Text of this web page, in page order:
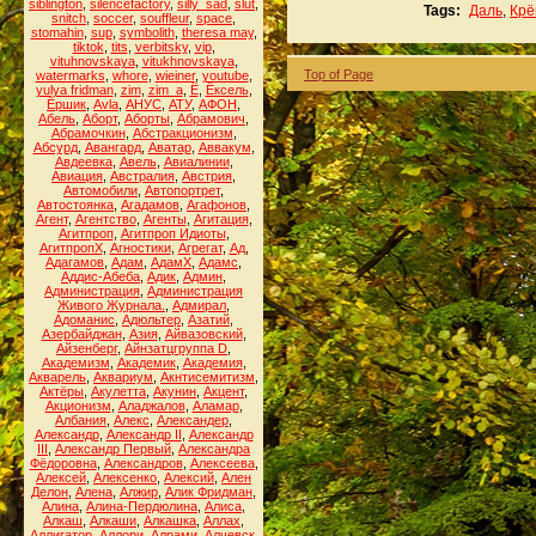
siblington silencefactory, silly_sad slut
snitch soccer, souffleur, space
stomahin, sup, symbolith, theresa may,
tiktok tits verbitsky, vip,
vituhnovskaya, vitukhnovskaya,
watermarks whore, wieiner, youtube,
yulya fridman, zim, zim_a, Ё, Ёксель,
Ёршик Аvla АНУС АТУ, АФОН
Абель Аборт, Аборты Абрамович
Абрамочкин, Абстракционизм
Абсурд, Авангард, Аватар, Аввакум
Авдеевка, Авель, Авиалинии,
Авиация Австралия Австрия
Автомобили Автопортрет,
Автостоянка Агадамов Агафонов
Агент, Агентство, Агенты, Агитация,
Агитпроп, Агитпроп Идиоты,
АгитпропХ, Агностики, Агрегат, Ад,
Адагамов Адам АдамХ Адамс
Аддис-Абеба Адик Админ
Администрация Администрация
Живого Журнала.
Адмирал
Адоманис Адюльтер Азатий
Азербайджан, Азия, Айвазовский,
Айзенберг, Айнзатцгруппа D
Академизм Академик, Академия,
Акварель Аквариум Акнтисемитизм
Актёры Акулетта Акунин Акцент,
Акционизм Аладжалов, Аламар,
Албания Алекс Александер
Александр, Александр II Александр
III Александр Первый Александра
Фёдоровна, Александров, Алексеева,
Алексей Алексенко Алексий Ален
Делон Алена Алжир Алик Фридман
Алина Алина-Пердюлина Алиса
Алкаш Алкаши Алкашка Аллах
Tags: Даль,
Top of Page